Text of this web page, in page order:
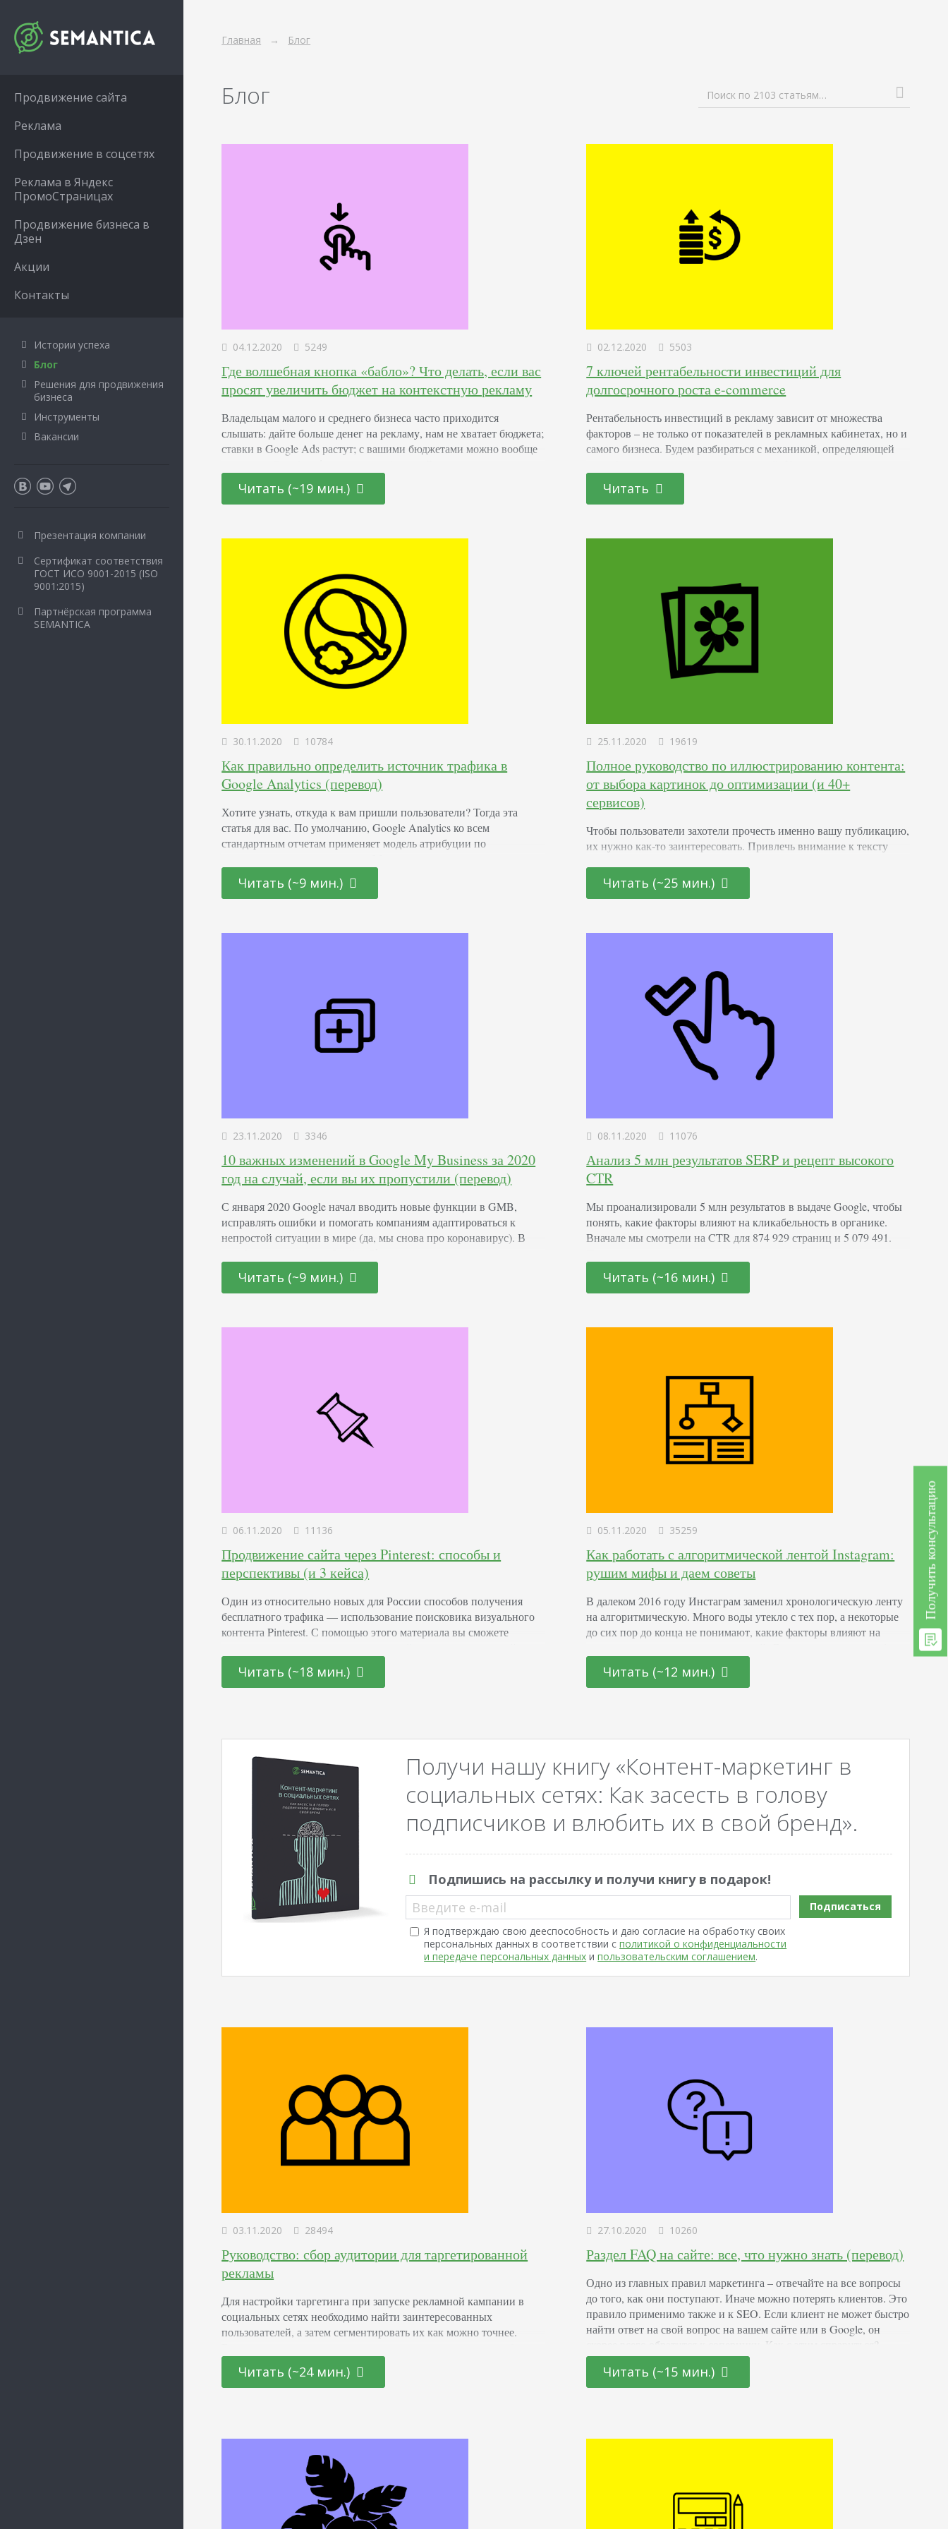
Главная Блог
Блог Поиск по 2103 статьям…
04.12.2020 5249
Где волшебная кнопка «бабло»? Что делать, если вас
просят увеличить бюджет на контекстную рекламу
Владельцам малого и среднего бизнеса часто приходится
слышать: дайте больше денег на рекламу, нам не хватает бюджета;
ставки в Google Ads растут; с вашими бюджетами можно вообще
времена выделение дополнительного бюджета на рекламу в
Google Ads – серьезное решение для бизнеса, а в кризис – тем
Читать (~19 мин.)
02.12.2020 5503
7 ключей рентабельности инвестиций для
долгосрочного роста e-commerce
Рентабельность инвестиций в рекламу зависит от множества
факторов – не только от показателей в рекламных кабинетах, но и
самого бизнеса. Будем разбираться с механикой, определяющей
ROAS без ошибок, как использовать показатель при
планировании рекламной стратегии. Узнаете о 7 ключевых
Читать
30.11.2020 10784
Как правильно определить источник трафика в
Google Analytics (перевод)
Хотите узнать, откуда к вам пришли пользователи? Тогда эта
статья для вас. По умолчанию, Google Analytics ко всем
стандартным отчетам применяет модель атрибуции по
сравнением моделей и многоканальных отчетов, чтобы больше
узнать об эффективности конкретного канала. Но тем не менее,
Читать (~9 мин.)
25.11.2020 19619
Полное руководство по иллюстрированию контента:
от выбора картинок до оптимизации (и 40+
сервисов)
Чтобы пользователи захотели прочесть именно вашу публикацию,
их нужно как-то заинтересовать. Привлечь внимание к тексту
статью. Но плохое визуальное сопровождение «убивает» самый
качественный материал, а неправильное техническое оформление
Читать (~25 мин.)
23.11.2020 3346
10 важных изменений в Google My Business за 2020
год на случай, если вы их пропустили (перевод)
С января 2020 Google начал вводить новые функции в GMB,
исправлять ошибки и помогать компаниям адаптироваться к
непростой ситуации в мире (да, мы снова про коронавирус). В
как непосредственно в самом My Business, так и те, которые
влияют на него косвенно. С января по ноябрь в агентстве
Читать (~9 мин.)
08.11.2020 11076
Анализ 5 млн результатов SERP и рецепт высокого
CTR
Мы проанализировали 5 млн результатов в выдаче Google, чтобы
понять, какие факторы влияют на кликабельность в органике.
Вначале мы смотрели на CTR для 874 929 страниц и 5 079 491.
кликабельность. Если вы пришли только за цифрами, в конце
статьи есть краткое резюме. Ниже мы рассмотрим более подробно
Читать (~16 мин.)
06.11.2020 11136
Продвижение сайта через Pinterest: способы и
перспективы (и 3 кейса)
Один из относительно новых для России способов получения
бесплатного трафика — использование поисковика визуального
контента Pinterest. С помощью этого материала вы сможете
свой ресурс, а также узнаете о преимуществах работы с
площадкой и познакомитесь с успешными кейсами веб-мастеров.
Читать (~18 мин.)
05.11.2020 35259
Как работать с алгоритмической лентой Instagram:
рушим мифы и даем советы
В далеком 2016 году Инстаграм заменил хронологическую ленту
на алгоритмическую. Много воды утекло с тех пор, а некоторые
до сих пор до конца не понимают, какие факторы влияют на
основных факторов ранжирования постов в ленте Instagram.
Также поговорим о том, что случилось с соцсетью в последнее
Читать (~12 мин.)
Получи нашу книгу «Контент-маркетинг в
социальных сетях: Как засесть в голову
подписчиков и влюбить их в свой бренд».
Подпишись на рассылку и получи книгу в подарок!
Введите e-mail
Я подтверждаю свою дееспособность и даю согласие на обработку своих
персональных данных в соответствии сполитикой о конфиденциальности
и передаче персональных данных ипользовательским соглашением.
Подписаться
03.11.2020 28494
Руководство: сбор аудитории для таргетированной
рекламы
Для настройки таргетинга при запуске рекламной кампании в
социальных сетях необходимо найти заинтересованных
пользователей, а затем сегментировать их как можно точнее.
работы. Решением станет парсинг. Поговорим о том, как парсить
аудиторию для таргетинга в соцсетях. Принцип настройки
Читать (~24 мин.)
27.10.2020 10260
Раздел FAQ на сайте: все, что нужно знать (перевод)
Одно из главных правил маркетинга – отвечайте на все вопросы
до того, как они поступают. Иначе можно потерять клиентов. Это
правило применимо также и к SEO. Если клиент не может быстро
найти ответ на свой вопрос на вашем сайте или в Google, он
скорее всего обратится к сопернику. Как с этим справиться?
Создать лёгкий для понимания продуманный FAQ. Этот раздел…
Читать (~15 мин.)
Продвижение сайта
Реклама
Продвижение в соцсетях
Реклама в Яндекс
ПромоСтраницах
Продвижение бизнеса в
Дзен
Акции
Контакты
Истории успеха
Блог
Решения для продвижения
бизнеса
Инструменты
Вакансии
Презентация компании
Сертификат соответствия
ГОСТ ИСО 9001-2015 (ISO
9001:2015)
Партнёрская программа
SEMANTICA
Получить консультацию